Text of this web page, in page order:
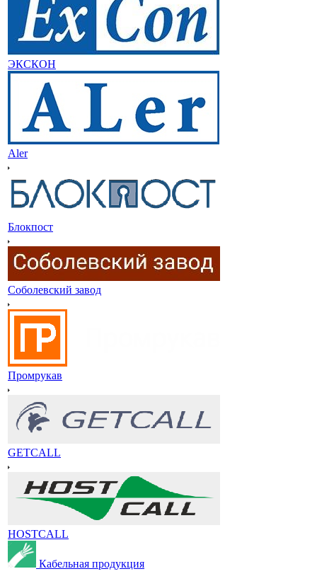
ЭКСКОН
Aler
Блокпост
Соболевский завод
Промрукав
GETCALL
HOSTCALL
Кабельная продукция